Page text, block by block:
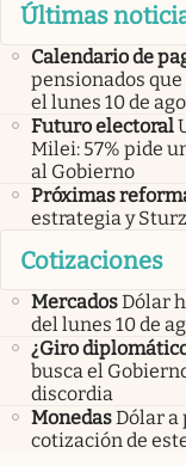
Últimas
Calendario de
pensionados
el lunes 10 de
Futuro electoral
Milei: 57% pide
al Gobierno
Próximas
estrategia y
Cotizaciones
MercadosDólar
del lunes 10 de
¿Giro
busca el
discordia
MonedasDólar a
cotización de